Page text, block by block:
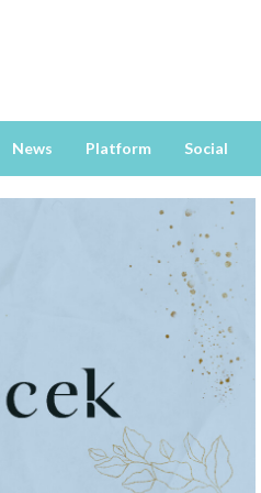
News Platform Social